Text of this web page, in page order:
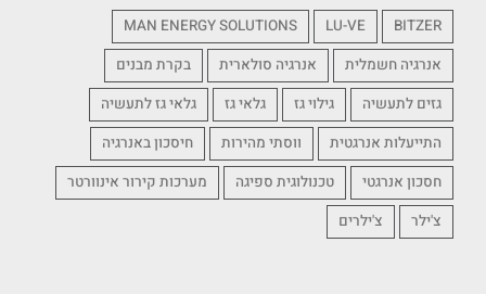
BITZER
LU-VE
MAN ENERGY SOLUTIONS
אנרגיה חשמלית
אנרגיה סולארית
בקרת מבנים
גזים לתעשיה
גילוי גז גלאי גז
גלאי גז לתעשיה
התייעלות אנרגטית
ווסתי מהירות
חיסכון באנרגיה
חסכון אנרגטי
טכנולוגית ספיגה
מערכות קירור אינוורטר
צ'ילר
צ'ילרים